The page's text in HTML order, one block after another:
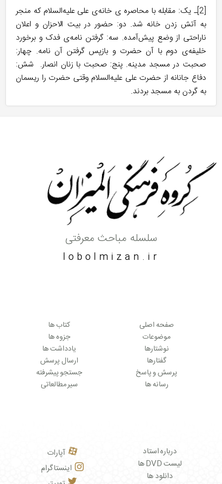
[2] ـ یک: مقابله با محاصره ی خانه‌ی علی علیه‌السلام که منجر
به آتش زدن خانه شد. دو: حضور در بیت‌ الاحزان و اعلان
ناراحتی از وضع پیش‌آمده. سه: گرفتن نامه‌ی فدک و برخورد
خلیفه‌ی دوم با آن حضرت و بازپس گرفتن آن نامه. چهار:
صحبت در مسجد مدینه. پنج: صحبت با زنان انصار. شش:
دفاع جانانه از حضرت علی علیه‌السلام وقتی حضرت را ریسمان
به گردن به مسجد بردند.
سلسله مباحث معرفتی
lobolmizan.ir
صفحه اصلی
موضوعات
نوشتارها
گفتارها
پرسش و پاسخ
رسانه ها
کتاب ها
جزوه ها
یادداشت ها
ارسال پرسش
جستجو پیشرفته
سیر مطالعاتی
درباره استاد
لیست DVD ها
دانلود ها
آپارات
اینستاگرام